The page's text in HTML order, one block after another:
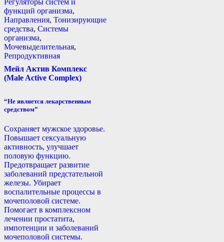
Регуляторы систем и
функций организма,
Направления, Тонизирующие
средства, Системы
организма,
Мочевыделительная,
Репродуктивная
Мейл Актив Комплекс
(Male Active Complex)
“Не является лекарственным
средством”
Сохраняет мужское здоровье.
Повышает сексуальную
активность, улучшает
половую функцию.
Предотвращает развитие
заболеваний предстательной
железы. Убирает
воспалительные процессы в
мочеполовой системе.
Помогает в комплексном
лечении простатита,
импотенции и заболеваний
мочеполовой системы.